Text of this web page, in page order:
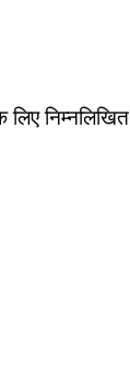
लिए निम्नलिखित